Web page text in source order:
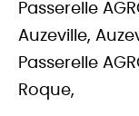
Passerelle
Auzeville,
Passerelle
Roque,